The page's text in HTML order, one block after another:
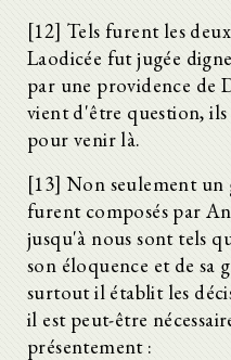
[12] Tels furent les
Laodicée fut jugée
par une providence de
vient d'être question,
pour venir là.
[13] Non seulement
furent composés par
jusqu'à nous sont tels
son éloquence et de sa
surtout il établit les
il est peut-être
présentement :